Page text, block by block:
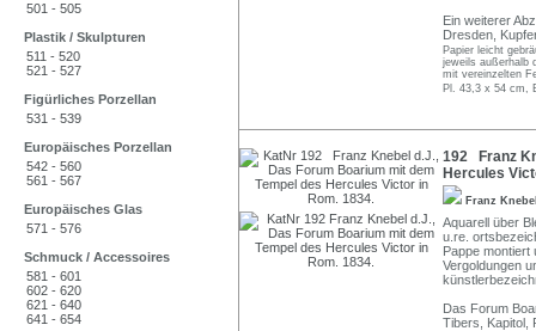
501 - 505
Plastik / Skulpturen
511 - 520
521 - 527
Figürliches Porzellan
531 - 539
Europäisches Porzellan
542 - 560
561 - 567
Europäisches Glas
571 - 576
Schmuck / Accessoires
581 - 601
602 - 620
621 - 640
641 - 654
Ein weiterer
Dresden,
Papier leicht
jeweils außerhalb
mit vereinzelten
Pl. 43,3 x 54 cm,
192 Franz
Hercules
Franz
Aquarell über
u.re.
Pappe montiert
Vergoldungen
Das Forum
Tibers, Kapitol,